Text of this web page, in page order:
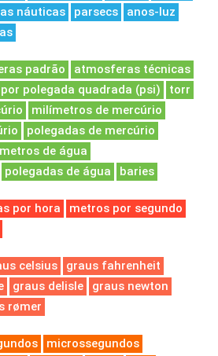
náuticas parsecs
anos-luz
padrão
atmosferas técnicas
polegada quadrada (psi)
torr
milímetros de mercúrio
polegadas de mercúrio
de água
polegadas de água baries
por hora
metros por segundo
celsius
graus fahrenheit
graus delisle
graus newton
rømer
microssegundos